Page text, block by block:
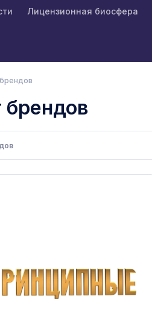
Лицензионная биосфера
брендов